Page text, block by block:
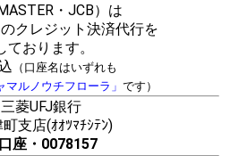
・JCB）は
クレジット決済代行を
ております。
（口座名はいずれも
マルノウチフローラ」 です）
菱UFJ銀行
店(ｵｵﾂﾏﾁｼﾃﾝ)
座・0078157